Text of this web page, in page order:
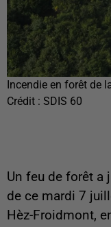
Incendie en forêt de
Crédit : SDIS 60
Un feu de forêt a
de ce mardi 7
Hèz-Froidmont,